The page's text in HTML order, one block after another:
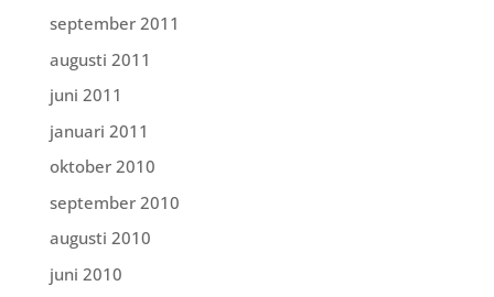
september 2011
augusti 2011
juni 2011
januari 2011
oktober 2010
september 2010
augusti 2010
juni 2010